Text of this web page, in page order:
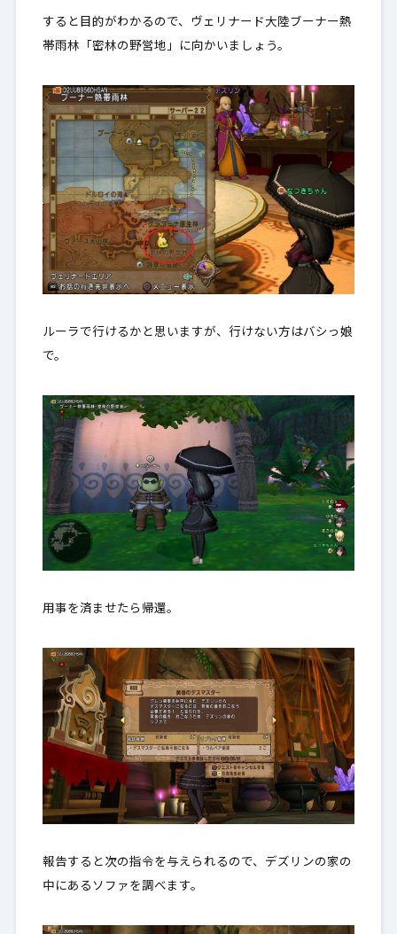
すると目的がわかるので、ヴェリナード大陸ブーナー熱
帯雨林「密林の野営地」に向かいましょう。
ルーラで行けるかと思いますが、行けない方はバシっ娘
で。
用事を済ませたら帰還。
報告すると次の指令を与えられるので、デズリンの家の
中にあるソファを調べます。